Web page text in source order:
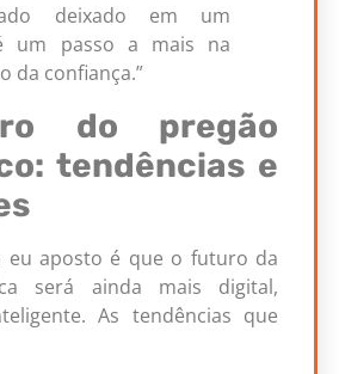
deixado em um
um passo a mais na
da confiança.”
do pregão
tendências e
eu aposto é que o futuro da
será ainda mais digital,
As tendências que